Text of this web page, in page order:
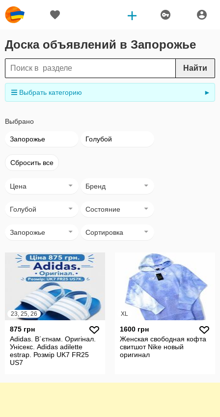
Доска объявлений в Запорожье
Найти
Выбрать категорию ►
Выбрано
Запорожье Голубой
Сбросить все
Цена Бренд
Голубой Состояние
Запорожье Сортировка
23, 25, 26
875 грн
Adidas. В´єтнам. Оригінал.
Унісекс. Adidas adilette
estrap. Розмір UK7 FR25
US7
XL
1600 грн
Женская свободная кофта
свитшот Nike новый
оригинал